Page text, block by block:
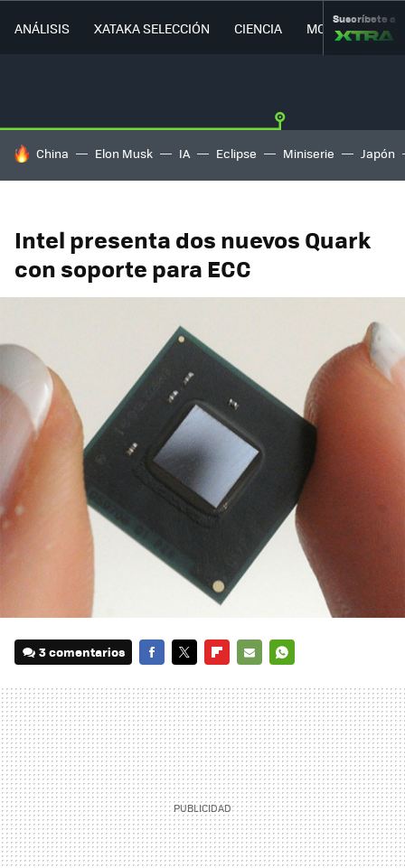
ANÁLISIS XATAKA SELECCIÓN CIENCIA MOVILIDAD
Suscríbete a
HOY SE HABLA DE
China Elon Musk IA Eclipse Miniserie Japón
Intel presenta dos nuevos Quark
con soporte para ECC
3 comentarios
MAIL